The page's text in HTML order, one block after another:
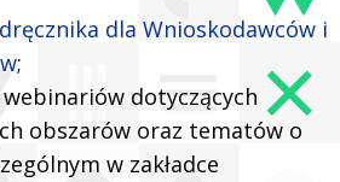
dla Wnioskodawców i
;
dotyczących
obszarów oraz tematów o
w zakładce